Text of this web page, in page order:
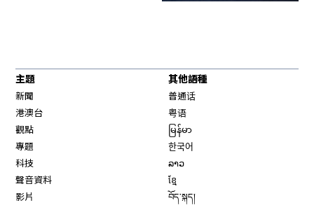
主題
新聞
港澳台
觀點
專題
科技
聲音資料
影片
其他語種
普通话
粤语
မြန်မာ
한국어
ລາວ
ខ្មែ
བོད་སྐད།